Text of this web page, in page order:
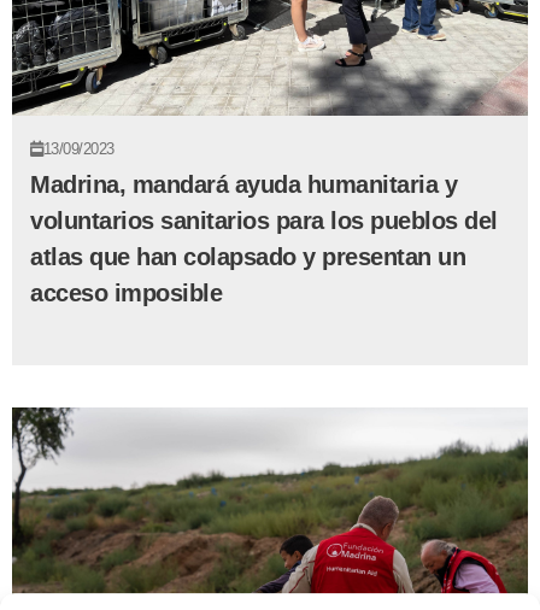
13/09/2023
Madrina, mandará ayuda humanitaria y
voluntarios sanitarios para los pueblos del
atlas que han colapsado y presentan un
acceso imposible